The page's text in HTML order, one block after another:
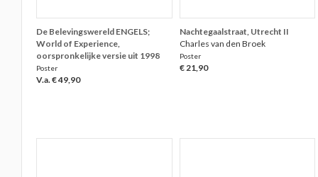
De Belevingswereld ENGELS;
World of Experience,
oorspronkelijke versie uit 1998
Poster
V.a. € 49,90
Nachtegaalstraat, Utrecht II
Charles van den Broek
Poster
€ 21,90